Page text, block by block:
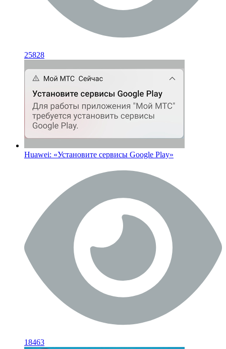
25828
Huawei: «Установите сервисы Google Play»
18463